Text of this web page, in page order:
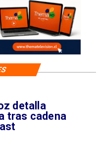
detalla
tras cadena